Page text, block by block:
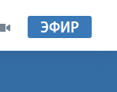
ЭФИР